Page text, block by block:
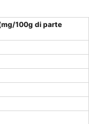
100g di parte